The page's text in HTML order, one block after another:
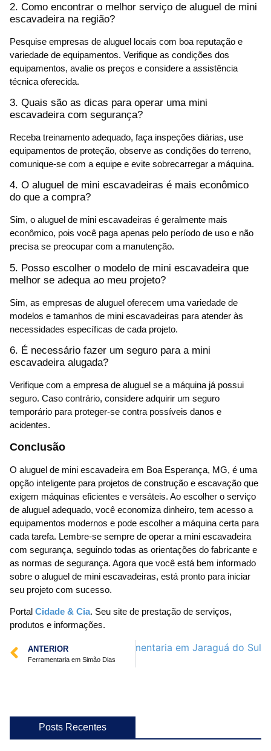
2. Como encontrar o melhor serviço de aluguel de mini
escavadeira na região?
Pesquise empresas de aluguel locais com boa reputação e
variedade de equipamentos. Verifique as condições dos
equipamentos, avalie os preços e considere a assistência
técnica oferecida.
3. Quais são as dicas para operar uma mini
escavadeira com segurança?
Receba treinamento adequado, faça inspeções diárias, use
equipamentos de proteção, observe as condições do terreno,
comunique-se com a equipe e evite sobrecarregar a máquina.
4. O aluguel de mini escavadeiras é mais econômico
do que a compra?
Sim, o aluguel de mini escavadeiras é geralmente mais
econômico, pois você paga apenas pelo período de uso e não
precisa se preocupar com a manutenção.
5. Posso escolher o modelo de mini escavadeira que
melhor se adequa ao meu projeto?
Sim, as empresas de aluguel oferecem uma variedade de
modelos e tamanhos de mini escavadeiras para atender às
necessidades específicas de cada projeto.
6. É necessário fazer um seguro para a mini
escavadeira alugada?
Verifique com a empresa de aluguel se a máquina já possui
seguro. Caso contrário, considere adquirir um seguro
temporário para proteger-se contra possíveis danos e
acidentes.
Conclusão
O aluguel de mini escavadeira em Boa Esperança, MG, é uma
opção inteligente para projetos de construção e escavação que
exigem máquinas eficientes e versáteis. Ao escolher o serviço
de aluguel adequado, você economiza dinheiro, tem acesso a
equipamentos modernos e pode escolher a máquina certa para
cada tarefa. Lembre-se sempre de operar a mini escavadeira
com segurança, seguindo todas as orientações do fabricante e
as normas de segurança. Agora que você está bem informado
sobre o aluguel de mini escavadeiras, está pronto para iniciar
seu projeto com sucesso.
Portal Cidade & Cia. Seu site de prestação de serviços,
produtos e informações.
ANTERIOR
Ferramentaria em Simão Dias
Ferramentaria em Jaraguá do Sul
Posts Recentes